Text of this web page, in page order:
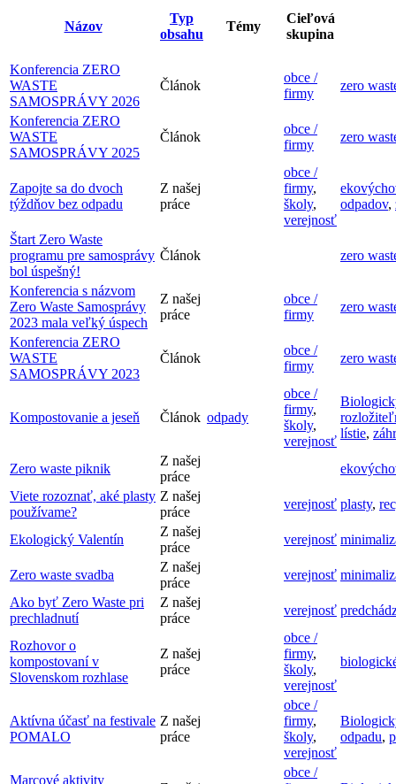
Názov
Typ
obsahu
Témy
Cieľová
skupina
Konferencia ZERO
WASTE
SAMOSPRÁVY 2026
Článok
obce /
firmy
zero
Konferencia ZERO
WASTE
SAMOSPRÁVY 2025
Článok
obce /
firmy
zero
Zapojte sa do dvoch
týždňov bez odpadu
Z našej
práce
obce /
firmy,
školy,
verejnosť
odpadov,
Štart Zero Waste
programu pre samosprávy
bol úspešný!
Článok zero
Konferencia s názvom
Zero Waste Samosprávy
2023 mala veľký úspech
Z našej
práce
obce /
firmy
zero
Konferencia ZERO
WASTE
SAMOSPRÁVY 2023
Článok
obce /
firmy
zero
Kompostovanie a jeseň Článok odpady
obce /
firmy,
školy,
verejnosť
lístie,
Zero waste piknik
Z našej
práce
Viete rozoznať, aké plasty
používame?
Z našej
práce
verejnosť plasty,
Ekologický Valentín
Z našej
práce
verejnosť
Zero waste svadba
Z našej
práce
verejnosť
Ako byť Zero Waste pri
prechladnutí
Z našej
práce
verejnosť
Rozhovor o
kompostovaní v
Slovenskom rozhlase
Z našej
práce
obce /
firmy,
školy,
verejnosť
Aktívna účasť na festivale
POMALO
Z našej
práce
obce /
firmy,
školy,
verejnosť
odpadu,
Marcové aktivity
obce /